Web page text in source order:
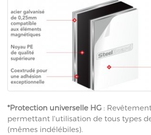
*Protection universelle HG :
permettant l'utilisation de tous types
(mêmes indélébiles).